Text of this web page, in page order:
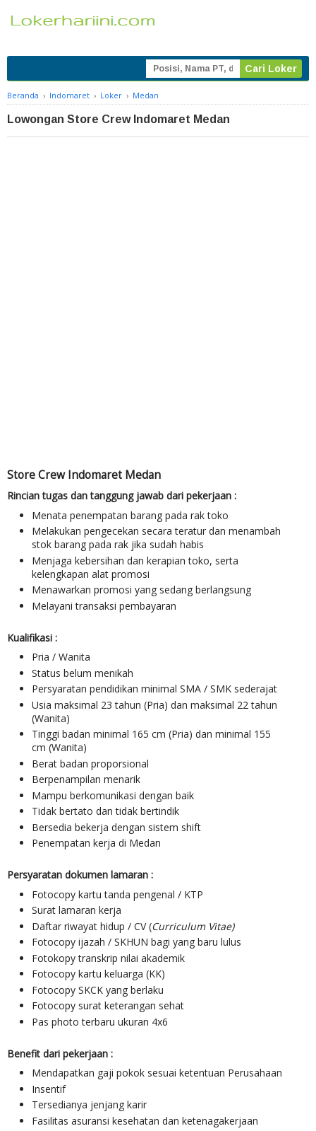
Beranda › Indomaret › Loker › Medan
Lowongan Store Crew Indomaret Medan
Store Crew Indomaret Medan
Rincian tugas dan tanggung jawab dari pekerjaan :
Menata penempatan barang pada rak toko
Melakukan pengecekan secara teratur dan menambah
stok barang pada rak jika sudah habis
Menjaga kebersihan dan kerapian toko, serta
kelengkapan alat promosi
Menawarkan promosi yang sedang berlangsung
Melayani transaksi pembayaran
Kualifikasi :
Pria / Wanita
Status belum menikah
Persyaratan pendidikan minimal SMA / SMK sederajat
Usia maksimal 23 tahun (Pria) dan maksimal 22 tahun
(Wanita)
Tinggi badan minimal 165 cm (Pria) dan minimal 155
cm (Wanita)
Berat badan proporsional
Berpenampilan menarik
Mampu berkomunikasi dengan baik
Tidak bertato dan tidak bertindik
Bersedia bekerja dengan sistem shift
Penempatan kerja di Medan
Persyaratan dokumen lamaran :
Fotocopy kartu tanda pengenal / KTP
Surat lamaran kerja
Daftar riwayat hidup / CV (Curriculum Vitae)
Fotocopy ijazah / SKHUN bagi yang baru lulus
Fotokopy transkrip nilai akademik
Fotocopy kartu keluarga (KK)
Fotocopy SKCK yang berlaku
Fotocopy surat keterangan sehat
Pas photo terbaru ukuran 4x6
Benefit dari pekerjaan :
Mendapatkan gaji pokok sesuai ketentuan Perusahaan
Insentif
Tersedianya jenjang karir
Fasilitas asuransi kesehatan dan ketenagakerjaan